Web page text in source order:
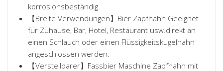
korrosionsbeständig
【Breite Verwendungen】Bier Zapfhahn Geeignet
für Zuhause, Bar, Hotel, Restaurant usw.direkt an
einen Schlauch oder einen Flüssigkeitskugelhahn
angeschlossen werden.
【Verstellbarer】Fassbier Maschine Zapfhahn mit